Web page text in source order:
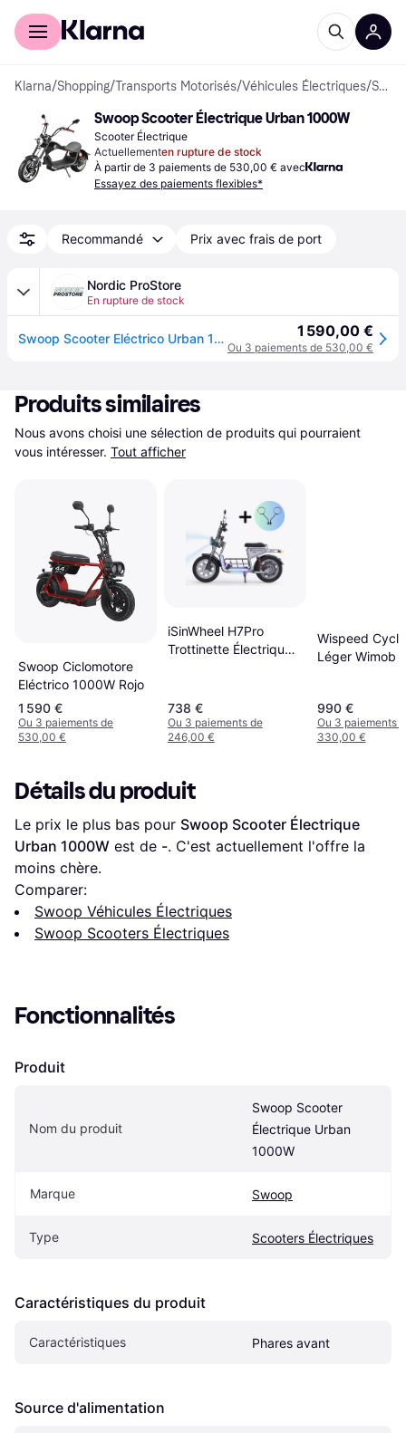
Acheter avec Klarna
Klarna/Shopping/Transports Motorisés/Véhicules Électriques/ Scooters Électriques
Swoop Scooter Électrique Urban 1000W
Scooter Électrique
Actuellementen rupture de stock
À partir de 3 paiements de 530,00 € avec
Essayez des paiements flexibles*
Recommandé Prix avec frais de port
Nordic ProStore
En rupture de stock
Swoop Scooter Eléctrico Urban 1000W 1 590,00 €
Ou 3 paiements de 530,00 €
Produits similaires
Nous avons choisi une sélection de produits qui pourraient
vous intéresser. Tout afficher
Swoop Ciclomotore
Eléctrico 1000W Rojo
1 590 €
Ou 3 paiements de
530,00 €
iSinWheel H7Pro
Trottinette Électrique
738 €
Ou 3 paiements de
246,00 €
Wispeed
Léger Wimob
990 €
Ou 3 paiements
330,00 €
Détails du produit
Le prix le plus bas pour Swoop Scooter Électrique
Urban 1000W est de -. C'est actuellement l'offre la
moins chère.
Comparer:
Swoop Véhicules Électriques
Swoop Scooters Électriques
Fonctionnalités
Produit
Nom du produit
Swoop Scooter
Électrique Urban
1000W
Marque Swoop
Type Scooters Électriques
Caractéristiques du produit
Caractéristiques Phares avant
Source d'alimentation